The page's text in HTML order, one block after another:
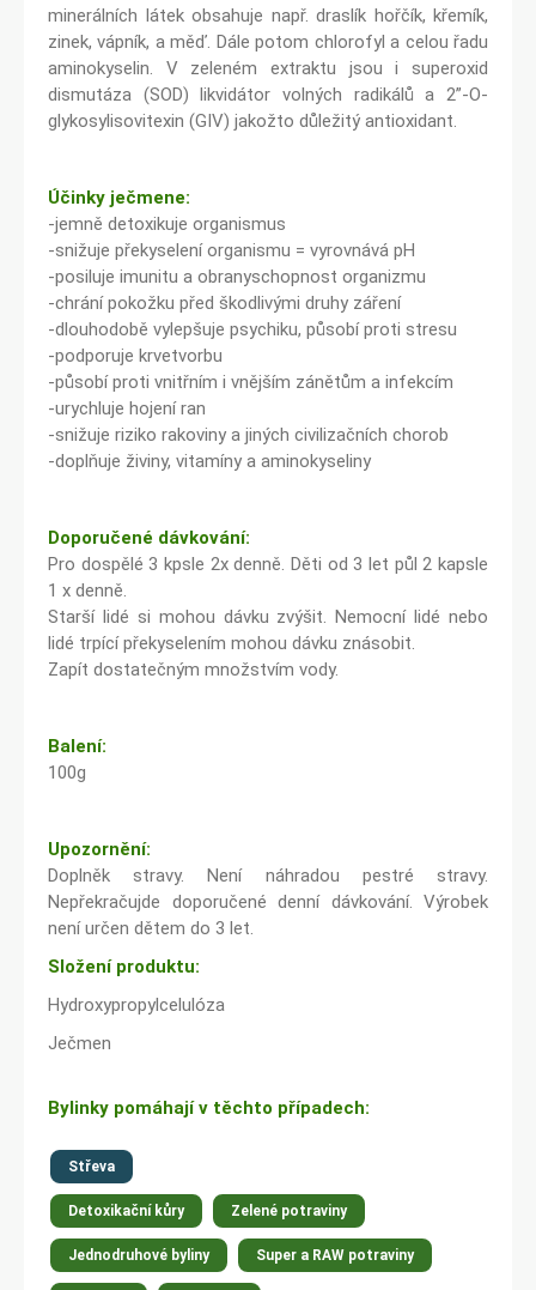
minerálních látek obsahuje např. draslík hořčík, křemík,
zinek, vápník, a měď. Dále potom chlorofyl a celou řadu
aminokyselin. V zeleném extraktu jsou i superoxid
dismutáza (SOD) likvidátor volných radikálů a 2”-O-
glykosylisovitexin (GIV) jakožto důležitý antioxidant.
Účinky ječmene:
-jemně detoxikuje organismus
-snižuje překyselení organismu = vyrovnává pH
-posiluje imunitu a obranyschopnost organizmu
-chrání pokožku před škodlivými druhy záření
-dlouhodobě vylepšuje psychiku, působí proti stresu
-podporuje krvetvorbu
-působí proti vnitřním i vnějším zánětům a infekcím
-urychluje hojení ran
-snižuje riziko rakoviny a jiných civilizačních chorob
-doplňuje živiny, vitamíny a aminokyseliny
Doporučené dávkování:
Pro dospělé 3 kpsle 2x denně. Děti od 3 let půl 2 kapsle
1 x denně.
Starší lidé si mohou dávku zvýšit. Nemocní lidé nebo
lidé trpící překyselením mohou dávku znásobit.
Zapít dostatečným množstvím vody.
Balení:
100g
Upozornění:
Doplněk stravy. Není náhradou pestré stravy.
Nepřekračujde doporučené denní dávkování. Výrobek
není určen dětem do 3 let.
Složení produktu:
Hydroxypropylcelulóza
Ječmen
Bylinky pomáhají v těchto případech:
Střeva
Detoxikační kůry Zelené potraviny
Jednodruhové byliny Super a RAW potraviny